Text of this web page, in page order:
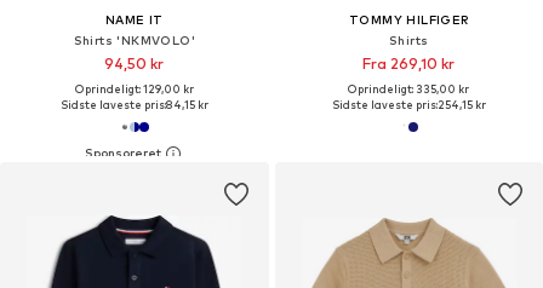
NAME IT
Shirts 'NKMVOLO'
94,50 kr
Oprindeligt: 129,00 kr
Sidste laveste pris:84,15 kr
TOMMY HILFIGER
Shirts
Fra 269,10 kr
Oprindeligt: 335,00 kr
Sidste laveste pris:254,15 kr